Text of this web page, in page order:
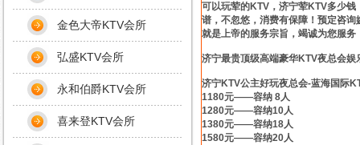
可以玩荤的KTV，济宁荤KTV多少
谱，不忽悠，消费有保障！预定咨
就是上帝的服务宗旨，竭诚为您服务
济宁最贵顶级高端豪华KTV夜总会
济宁KTV公主好玩夜总会-蓝海国际
1180元——容纳 8人
1280元——容纳10人
1380元——容纳18人
1580元——容纳20人
金色大帝KTV会所
弘盛KTV会所
永和伯爵KTV会所
喜来登KTV会所